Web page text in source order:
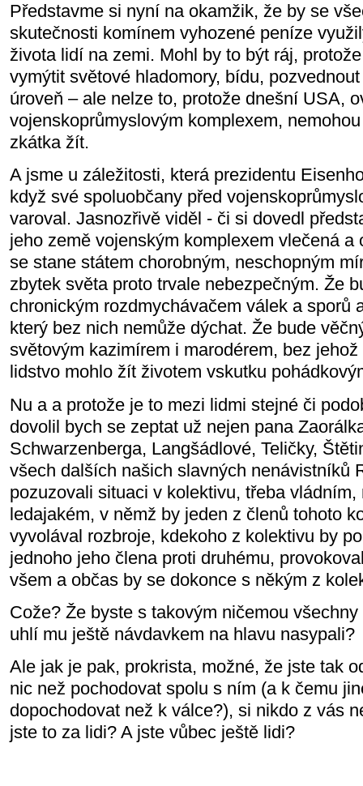
Představme si nyní na okamžik, že by se
skutečnosti komínem vyhozené peníze
života lidí na zemi. Mohl by to být ráj,
vymýtit světové hladomory, bídu,
úroveň – ale nelze to, protože dnešní USA,
vojenskoprůmyslovým komplexem,
zkátka žít.
A jsme u záležitosti, která prezidentu
když své spoluobčany před
varoval. Jasnozřivě viděl - či si dovedl
jeho země vojenským komplexem vlečená a
se stane státem chorobným, neschopným
zbytek světa proto trvale nebezpečným. Že
chronickým rozdmychávačem válek a sporů
který bez nich nemůže dýchat. Že bude
světovým kazimírem i marodérem, bez
lidstvo mohlo žít životem vskutku
Nu a a protože je to mezi lidmi stejné či
dovolil bych se zeptat už nejen pana
Schwarzenberga, Langšádlové, Teličky,
všech dalších našich slavných nenávistníků
pozuzovali situaci v kolektivu, třeba
ledajakém, v němž by jeden z členů tohoto
vyvolával rozbroje, kdekoho z kolektivu by
jednoho jeho člena proti druhému,
všem a občas by se dokonce s někým z
Cože? Že byste s takovým ničemou
uhlí mu ještě návdavkem na hlavu nasypali?
Ale jak je pak, prokrista, možné, že jste tak
nic než pochodovat spolu s ním (a k čemu
dopochodovat než k válce?), si nikdo z vás
jste to za lidi? A jste vůbec ještě lidi?